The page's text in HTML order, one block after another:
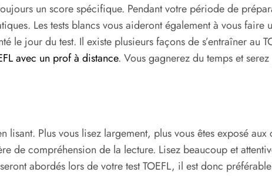
un score spécifique. Pendant votre période de
Les tests blancs vous aideront également à vous faire
le jour du test. Il existe plusieurs façons de s’entraîner au
avec un prof à distance. Vous gagnerez du temps et
Plus vous lisez largement, plus vous êtes exposé
de compréhension de la lecture. Lisez beaucoup et
abordés lors de votre test TOEFL, il est donc